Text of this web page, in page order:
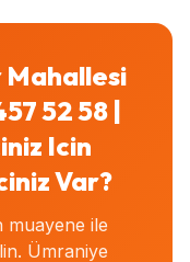
Mahallesi
52 58 |
Icin
Var?
muayene ile
Ümraniye